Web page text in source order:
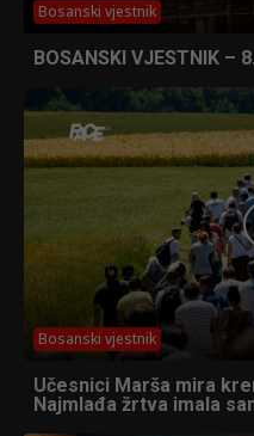
Bosanski vjestnik
BOSANSKI VJESTNIK –
Bosanski vjestnik
Učesnici Marša mira
Najmlađa žrtva imala